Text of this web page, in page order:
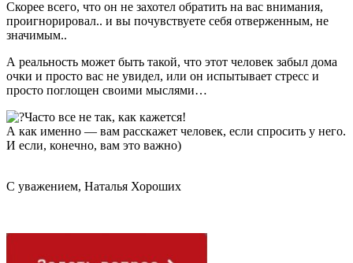
Скорее всего, что он не захотел обратить на вас внимания,
проигнорировал.. и вы почувствуете себя отверженным, не
значимым..
А реальность может быть такой, что этот человек забыл дома
очки и просто вас не увидел, или он испытывает стресс и
просто поглощен своими мыслями…
Часто все не так, как кажется!
А как именно — вам расскажет человек, если спросить у него.
И если, конечно, вам это важно)
С уважением, Наталья Хороших